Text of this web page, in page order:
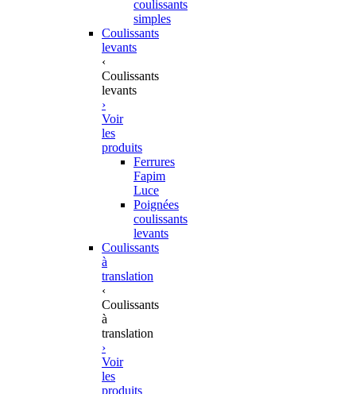
coulissants
simples
Coulissants
levants
‹
Coulissants
levants
›
Voir
les
produits
Ferrures
Fapim
Luce
Poignées
coulissants
levants
Coulissants
à
translation
‹
Coulissants
à
translation
›
Voir
les
produits